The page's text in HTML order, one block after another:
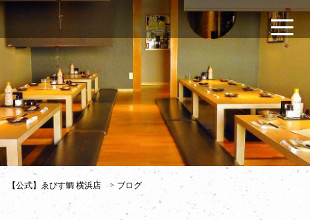
【公式】ゑびす鯛 横浜店 > ブログ